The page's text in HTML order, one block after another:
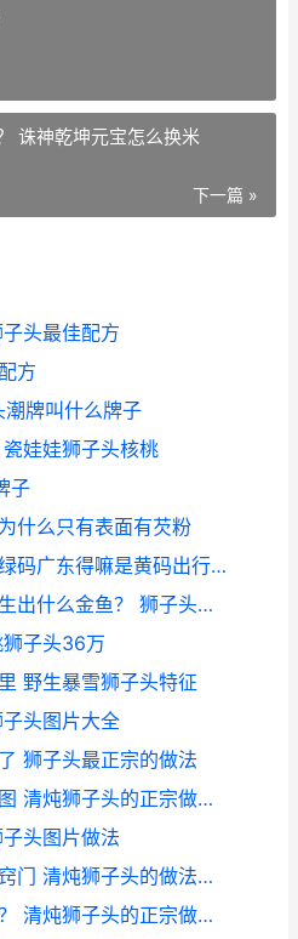
诛神乾坤元宝怎么换米
下一篇 »
头最佳配方
方
牌叫什么牌子
娃娃狮子头核桃
子
什么只有表面有芡粉
为什么重庆得渝康码是绿码广东得嘛是黄码出行会受阻嘛？ 粤康码狮子头
一点红和狮子头杂交后生出什么金鱼？ 狮子头金鱼是热带鱼吗
子头36万
野生暴雪狮子头特征
头图片大全
狮子头最正宗的做法
清炖狮子头的做法步骤图 清炖狮子头的正宗做法窍门
头图片做法
清炖狮子头的正宗做法窍门 清炖狮子头的做法步骤图
清炖狮子头的家常做法？ 清炖狮子头的正宗做法窍门